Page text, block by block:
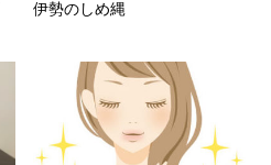
伊勢のしめ縄